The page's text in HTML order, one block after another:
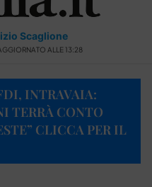
Scaglione
ALLE 13:28
INTRAVAIA:
TERRÀ CONTO
CLICCA PER IL